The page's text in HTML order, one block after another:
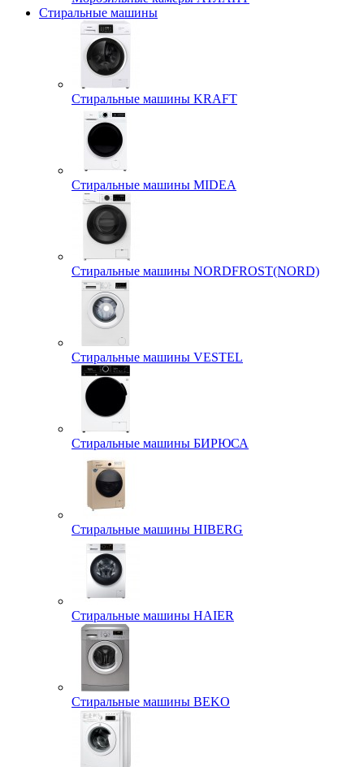
Стиральные машины
Стиральные машины KRAFT
Стиральные машины MIDEA
Стиральные машины NORDFROST(NORD)
Стиральные машины VESTEL
Стиральные машины БИРЮСА
Стиральные машины HIBERG
Стиральные машины HAIER
Стиральные машины BEKO